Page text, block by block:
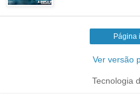
Página
Ver versão
Tecnologia